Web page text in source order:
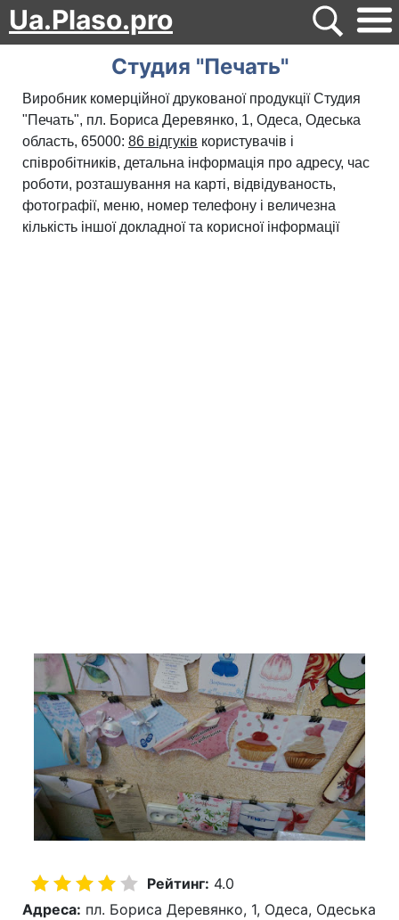
Ua.Plaso.pro
Студия "Печать"
Виробник комерційної друкованої продукції Студия
"Печать", пл. Бориса Деревянко, 1, Одеса, Одеська
область, 65000: 86 відгуків користувачів і
співробітників, детальна інформація про адресу, час
роботи, розташування на карті, відвідуваность,
фотографії, меню, номер телефону і величезна
кількість іншої докладної та корисної інформації
Рейтинг: 4.0
Адреса: пл. Бориса Деревянко, 1, Одеса, Одеська